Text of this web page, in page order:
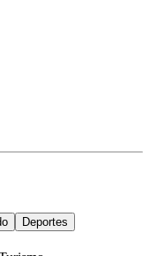
Deportes